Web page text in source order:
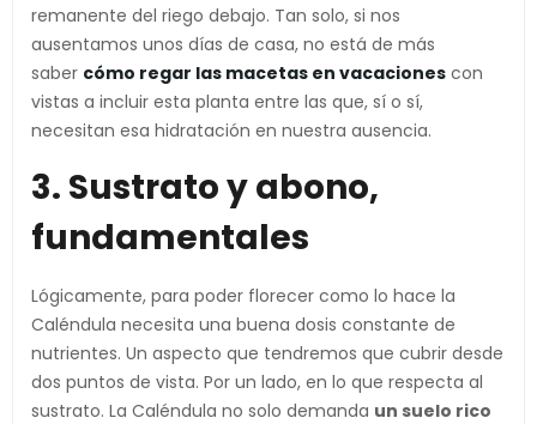
remanente del riego debajo. Tan solo, si nos
ausentamos unos días de casa, no está de más
saber cómo regar las macetas en vacaciones con
vistas a incluir esta planta entre las que, sí o sí,
necesitan esa hidratación en nuestra ausencia.
3. Sustrato y abono,
fundamentales
Lógicamente, para poder florecer como lo hace la
Caléndula necesita una buena dosis constante de
nutrientes. Un aspecto que tendremos que cubrir desde
dos puntos de vista. Por un lado, en lo que respecta al
sustrato. La Caléndula no solo demanda un suelo rico